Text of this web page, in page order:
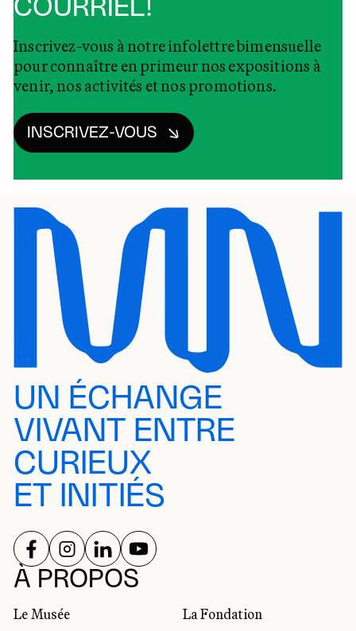
COURRIEL!
Inscrivez-vous à notre infolettre bimensuelle
pour connaître en primeur nos expositions à
venir, nos activités et nos promotions.
INSCRIVEZ-VOUS
UN ÉCHANGE
VIVANT ENTRE
CURIEUX
ET INITIÉS
À PROPOS
Le Musée
La Fondation
RÉSEAUX SOCIAUX
SUIVEZ-NOUS SUR
SUIVEZ-NOUS SUR
SUIVEZ-NOUS SUR
SUIVEZ-NOUS SUR